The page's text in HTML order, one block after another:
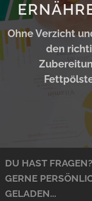
Ohne Verzicht
den
DU HAST FRAGEN?
GERNE
GELADEN...